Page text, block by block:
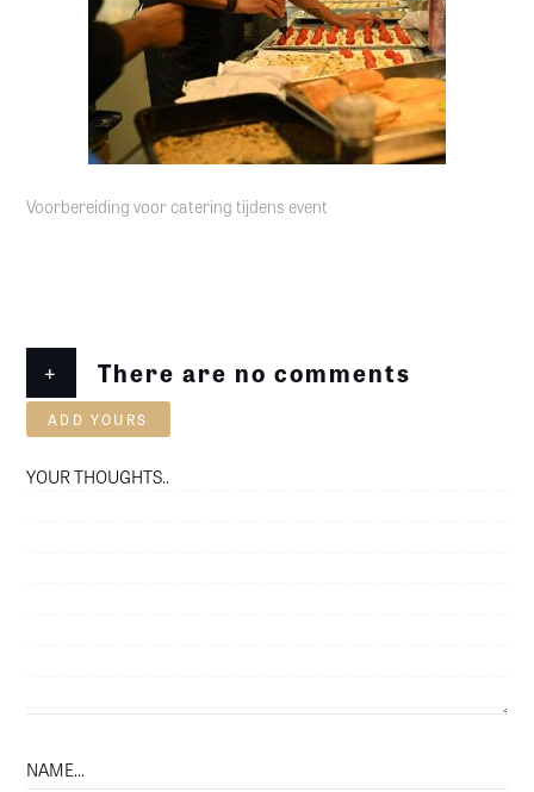
Voorbereiding voor catering tijdens event
+ There are no comments
ADD YOURS